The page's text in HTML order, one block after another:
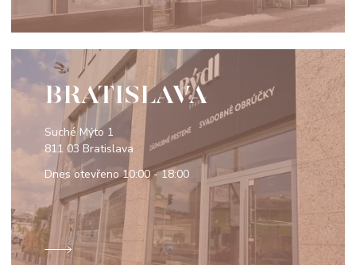
BRATISLAVA
Suché Mýto 1
811 03 Bratislava
Dnes otevřeno10:00 - 18:00